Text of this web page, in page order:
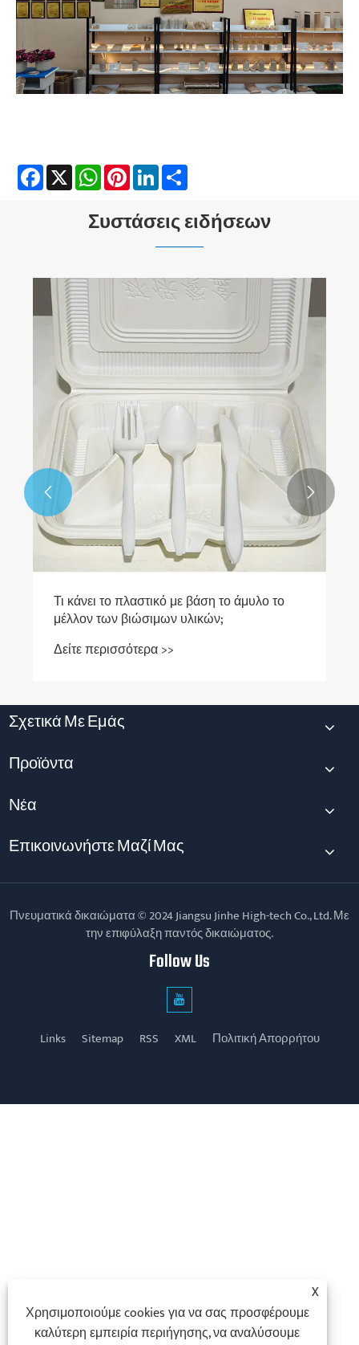
Facebook
X WhatsAppPinterestLinkedIn
Συστάσεις ειδήσεων
Τι κάνει το πλαστικό με βάση το άμυλο το
μέλλον των βιώσιμων υλικών;
Δείτε περισσότερα >>
 
Σχετικά Με Εμάς
Προϊόντα
Νέα
Επικοινωνήστε Μαζί Μας
Πνευματικά δικαιώματα © 2024 Jiangsu Jinhe High-tech Co., Ltd. Με
την επιφύλαξη παντός δικαιώματος.
Follow Us
Links Sitemap RSS XML Πολιτική Απορρήτου
X
Χρησιμοποιούμε cookies για να σας προσφέρουμε
καλύτερη εμπειρία περιήγησης, να αναλύσουμε